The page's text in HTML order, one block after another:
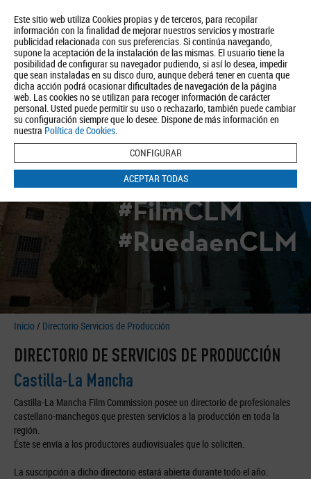
Este sitio web utiliza Cookies propias y de terceros, para recopilar
información con la finalidad de mejorar nuestros servicios y mostrarle
publicidad relacionada con sus preferencias. Si continúa navegando,
supone la aceptación de la instalación de las mismas. El usuario tiene la
posibilidad de configurar su navegador pudiendo, si así lo desea, impedir
que sean instaladas en su disco duro, aunque deberá tener en cuenta que
dicha acción podrá ocasionar dificultades de navegación de la página
web. Las cookies no se utilizan para recoger información de carácter
personal. Usted puede permitir su uso o rechazarlo, también puede cambiar
su configuración siempre que lo desee. Dispone de más información en
nuestra Política de Cookies.
CONFIGURAR
ACEPTAR TODAS
Quiénes somos Turismo Política de Privacidad Aviso Legal
Política de Cookies
BUSCAR
#FilmCLM
#RuedaenCLM
Inicio / Directorio Servicios de Producción
DIRECTORIO DE SERVICIOS DE PRODUCCIÓN
Castilla-La Mancha
Castilla-La Mancha Film Commission posee un directorio de profesionales
castellano-manchegos que presten servicios a la producción en toda la
región.
Éste se envía a los productores audiovisuales que lo soliciten.
La suscripción a dicho directorio estará abierta durante todo el año.